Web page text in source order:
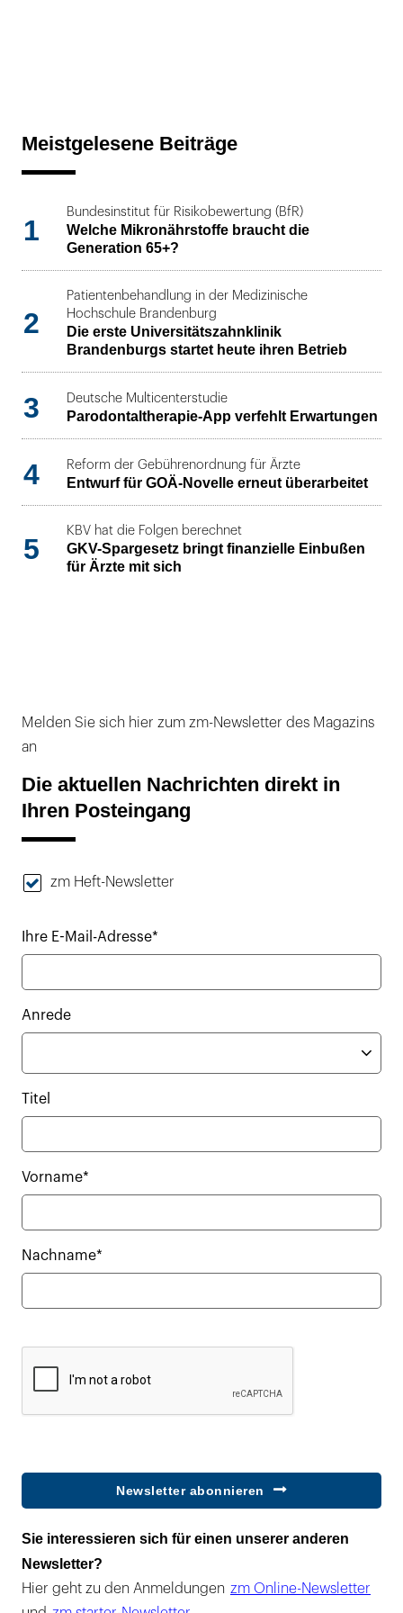
Meistgelesene Beiträge
1
Bundesinstitut für Risikobewertung (BfR)
Welche Mikronährstoffe braucht die
Generation 65+?
2
Patientenbehandlung in der Medizinische
Hochschule Brandenburg
Die erste Universitätszahnklinik
Brandenburgs startet heute ihren Betrieb
3 Deutsche Multicenterstudie
Parodontaltherapie-App verfehlt Erwartungen
4 Reform der Gebührenordnung für Ärzte
Entwurf für GOÄ-Novelle erneut überarbeitet
5
KBV hat die Folgen berechnet
GKV-Spargesetz bringt finanzielle Einbußen
für Ärzte mit sich
Melden Sie sich hier zum zm-Newsletter des Magazins
an
Die aktuellen Nachrichten direkt in
Ihren Posteingang
zm Heft-Newsletter
Ihre E-Mail-Adresse*
Anrede
Titel
Vorname*
Nachname*
Newsletter abonnieren
Sie interessieren sich für einen unserer anderen
Newsletter?
Hier geht zu den Anmeldungen zm Online-Newsletter